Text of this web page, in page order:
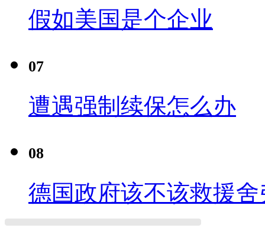
假如美国是个企业
07
遭遇强制续保怎么办
08
德国政府该不该救援舍